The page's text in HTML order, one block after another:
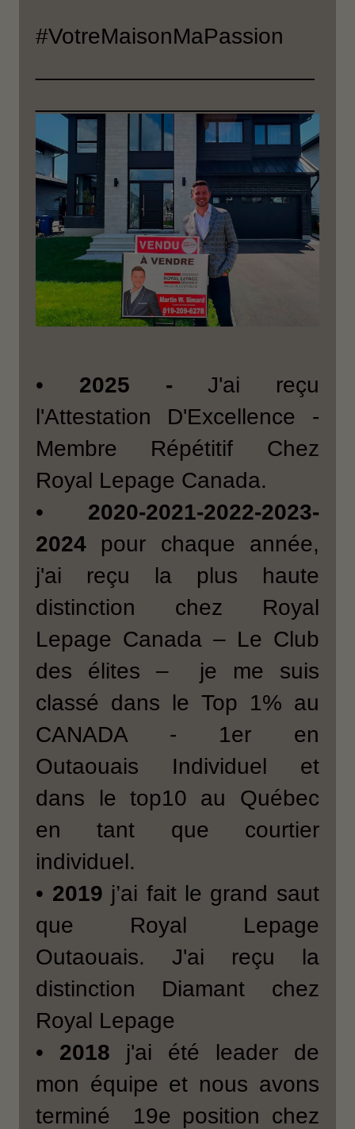
#VotreMaisonMaPassion
• 2025 -J'ai reçu
l'Attestation D'Excellence -
Membre Répétitif Chez
Royal Lepage Canada.
• 2020-2021-2022-2023-
2024 pour chaque année,
j'ai reçu la plus haute
distinction chez Royal
Lepage Canada – Le Club
des élites – je me suis
classé dans le Top 1% au
CANADA - 1er en
Outaouais Individuel et
dans le top10 au Québec
en tant que courtier
individuel.
• 2019 j’ai fait le grand saut
que Royal Lepage
Outaouais. J'ai reçu la
distinction Diamant chez
Royal Lepage
• 2018 j'ai été leader de
mon équipe et nous avons
terminé 19e position chez